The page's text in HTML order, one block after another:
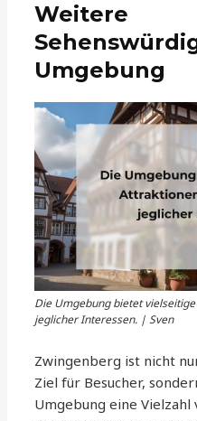
Weitere
Umgebung
Die Umgebung bietet
jeglicher Interessen. | Sven
Zwingenberg ist nicht
Ziel für Besucher,
Umgebung eine